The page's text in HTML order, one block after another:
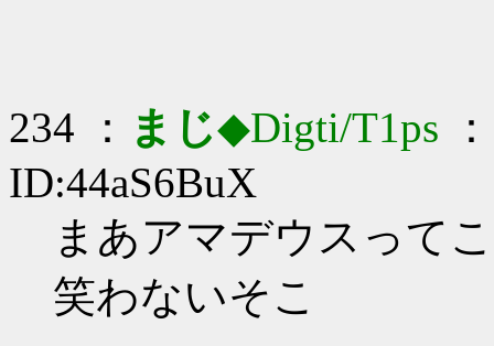
234 ： まじ◆Digti/T1ps
ID:44aS6BuX
まあアマデウスって
笑わないそこ